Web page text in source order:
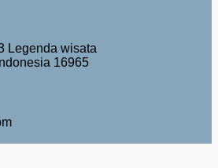
Legenda wisata
16965